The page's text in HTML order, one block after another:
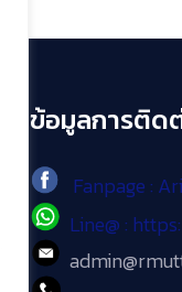
ข้อมูลการติด
Fanpage :
Line@ :